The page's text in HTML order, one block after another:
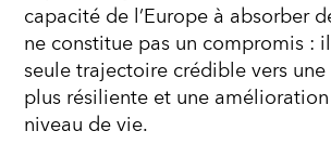
capacité de l’Europe à absorber
ne constitue pas un compromis :
seule trajectoire crédible vers
plus résiliente et une
niveau de vie.